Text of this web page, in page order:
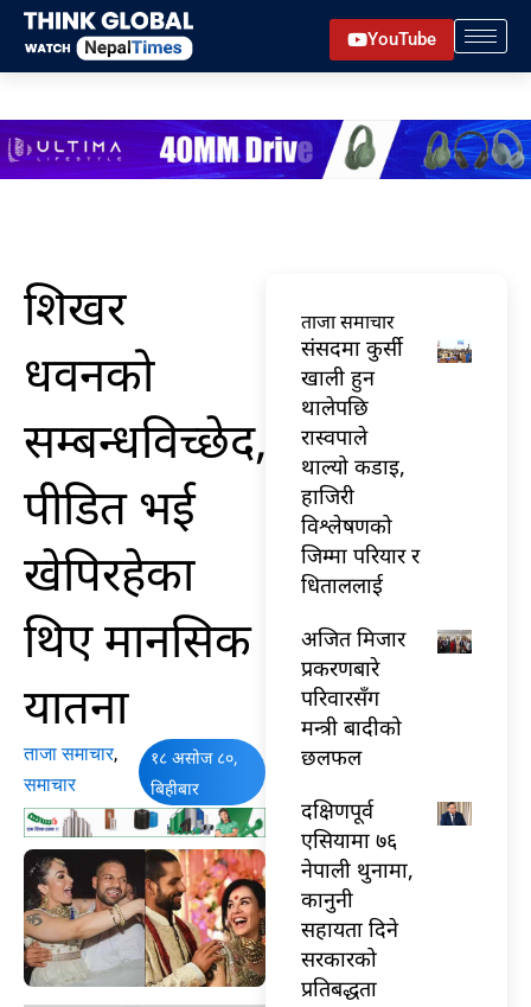
Skip
content
YouTube
शिखर
धवनको
सम्बन्धविच्छेद,पत्नीबाटै
पीडित भई
खेपिरहेका
थिए मानसिक
यातना
ताजा समाचार,
समाचार
१८ असोज ८०,
बिहीबार
ताजा समाचार
संसदमा कुर्सी
खाली हुन
थालेपछि
रास्वपाले
थाल्यो कडाइ,
हाजिरी
विश्लेषणको
जिम्मा परियार र
धिताललाई
अजित मिजार
प्रकरणबारे
परिवारसँग
मन्त्री बादीको
छलफल
दक्षिणपूर्व
एसियामा ७६
नेपाली थुनामा,
कानुनी
सहायता दिने
सरकारको
प्रतिबद्धता